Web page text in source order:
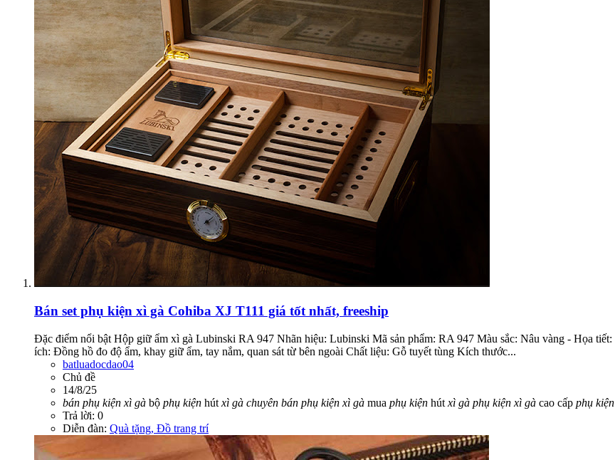
Bán set phụ kiện xì gà Cohiba XJ T111 giá tốt nhất, freeship
Đặc điểm nổi bật Hộp giữ ẩm xì gà Lubinski RA 947 Nhãn hiệu: Lubinski Mã sản phẩm: RA 947 Màu sắc: Nâu vàng - Họa
ích: Đồng hồ đo độ ẩm, khay giữ ẩm, tay nắm, quan sát từ bên ngoài Chất liệu: Gỗ tuyết tùng Kích thước...
batluadocdao04
Chủ đề
14/8/25
bán phụ kiện xì gà bộ phụ kiện hút xì gà chuyên bán phụ kiện xì gà mua phụ kiện hút xì gà phụ kiện xì gà cao cấp phụ kiện
Trả lời: 0
Diễn đàn: Quà tặng, Đồ trang trí